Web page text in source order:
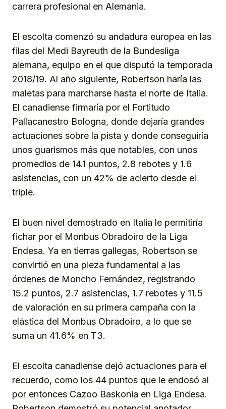
carrera profesional en Alemania.
El escolta comenzó su andadura europea en las
filas del Medi Bayreuth de la Bundesliga
alemana, equipo en el que disputó la temporada
2018/19. Al año siguiente, Robertson haría las
maletas para marcharse hasta el norte de Italia.
El canadiense firmaría por el Fortitudo
Pallacanestro Bologna, donde dejaría grandes
actuaciones sobre la pista y donde conseguiría
unos guarismos más que notables, con unos
promedios de 14.1 puntos, 2.8 rebotes y 1.6
asistencias, con un 42% de acierto desde el
triple.
El buen nivel demostrado en Italia le permitiría
fichar por el Monbus Obradoiro de la Liga
Endesa. Ya en tierras gallegas, Robertson se
convirtió en una pieza fundamental a las
órdenes de Moncho Fernández, registrando
15.2 puntos, 2.7 asistencias, 1.7 rebotes y 11.5
de valoración en su primera campaña con la
elástica del Monbus Obradoiro, a lo que se
suma un 41.6% en T3.
El escolta canadiense dejó actuaciones para el
recuerdo, como los 44 puntos que le endosó al
por entonces Cazoo Baskonia en Liga Endesa.